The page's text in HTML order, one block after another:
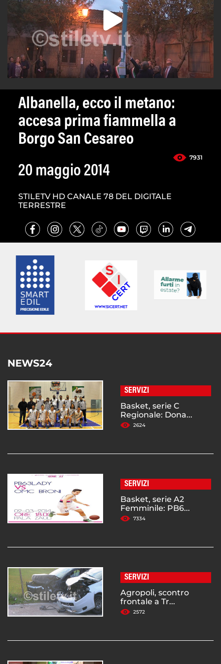
Albanella, ecco il metano:
accesa prima fiammella a
Borgo San Cesareo
7931
20 maggio 2014
STILETV HD CANALE 78 DEL DIGITALE
TERRESTRE
NEWS24
SERVIZI
Basket, serie C
Regionale: Dona...
2624
SERVIZI
Basket, serie A2
Femminile: PB6...
7334
SERVIZI
Agropoli, scontro
frontale a Tr...
2572